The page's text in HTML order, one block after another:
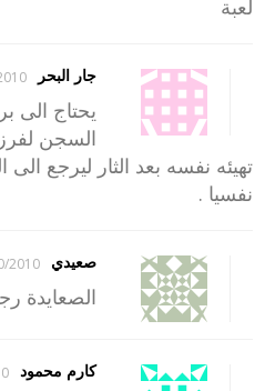
لعبة
جار البحر 04:46
يحتاج الى
السجن
تهيئه نفسه بعد الثار ليرجع
نفسيا .
صعيدي 23:10
الصعايدة
كارم محمود